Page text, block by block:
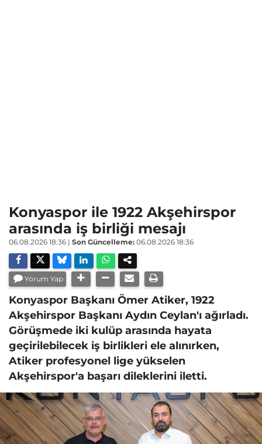
Konyaspor ile 1922 Akşehirspor
arasında iş birliği mesajı
06.08.2026 18:36 | Son Güncelleme: 06.08.2026 18:36
Yorum Yap
Konyaspor Başkanı Ömer Atiker, 1922
Akşehirspor Başkanı Aydın Ceylan'ı ağırladı.
Görüşmede iki kulüp arasında hayata
geçirilebilecek iş birlikleri ele alınırken,
Atiker profesyonel lige yükselen
Akşehirspor'a başarı dileklerini iletti.